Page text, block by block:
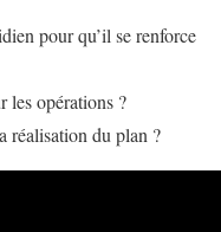
pour qu’il se renforce
les opérations ?
réalisation du plan ?